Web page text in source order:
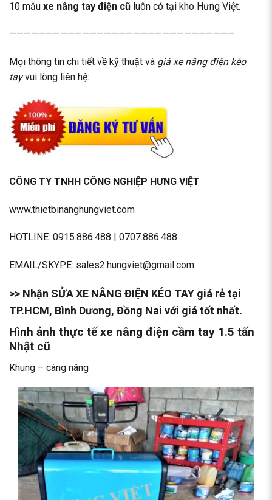
10 mẫu xe nâng tay điện cũ luôn có tại kho Hưng Việt.
———————————————————————————————
Mọi thông tin chi tiết về kỹ thuật và giá xe nâng điện kéo
tayvui lòng liên hệ:
CÔNG TY TNHH CÔNG NGHIỆP HƯNG VIỆT
www.thietbinanghungviet.com
HOTLINE: 0915.886.488 0707.886.488
EMAIL/SKYPE: sales2.hungviet@gmail.com
>> Nhận SỬA XE NÂNG ĐIỆN KÉO TAY giá rẻ tại
TP.HCM, Bình Dương, Đồng Nai với giá tốt nhất.
Hình ảnh thực tế xe nâng điện cầm tay 1.5 tấn
Nhật cũ
Khung – càng nâng